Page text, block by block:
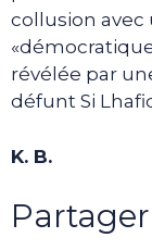
collusion avec
révélée par
défunt Si
K. B.